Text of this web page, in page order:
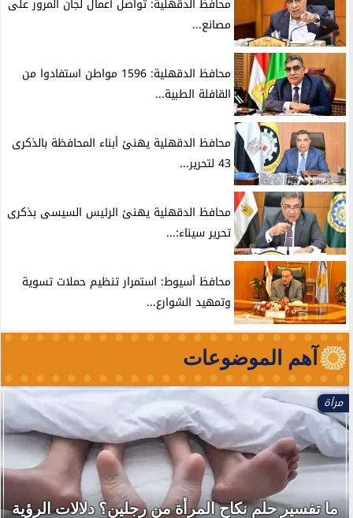
مصانع...
محافظ الدقهلية: 1596 مواطن استفادوا من
القافلة الطبية...
محافظ الدقهلية يهنئ أبناء المحافظة بالذكرى
43 لتحرير...
محافظ الدقهلية يهنئ الرئيس السيسى بذكرى
تحرير سيناء:...
محافظ أسيوط: استمرار تنظيم حملات تسوية
وتمهيد الشوارع...
آهم الموضوعات
مرأة
ما تفسير حلم نكاح المرأة من رجلين؟ دلالات الرؤية